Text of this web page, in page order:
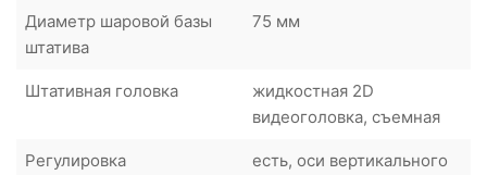
Диаметр шаровой базы
штатива
75 мм
Штативная головка
жидкостная 2D
видеоголовка, съемная
Регулировка
есть, оси вертикального